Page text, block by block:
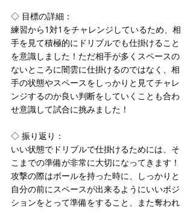
◇ 目標の詳細：
練習から1対1をチャレンジしているため、相
手を見て積極的にドリブルでも仕掛けること
を意識しました！ただ相手が多くスペースの
ないところに闇雲に仕掛けるのではなく、相
手の状態やスペースをしっかりと見てチャレ
ンジするのか良い判断をしていくことも合わ
せ意識して試合に挑みました！
◇ 振り返り：
いい状態でドリブルで仕掛けるためには、そ
こまでの準備が非常に大切になってきます！
攻撃の際はボールを持った時に、しっかりと
自分の前にスペースが出来るようにいいポジ
ションをとって準備をすること、また奪われ